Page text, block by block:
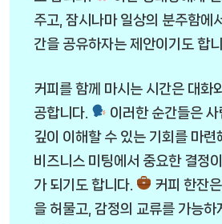
주고, 잠시나마 일상의 분주함에
간을 공유하자는 제안이기도 합
커피를 함께 마시는 시간은 대화
공합니다.
이러한 순간들은
깊이 이해할 수 있는 기회를 마련
비즈니스 미팅에서 중요한 결정
가 되기도 합니다.
커피 한잔
을 허물고, 감정의 교류를 가능하